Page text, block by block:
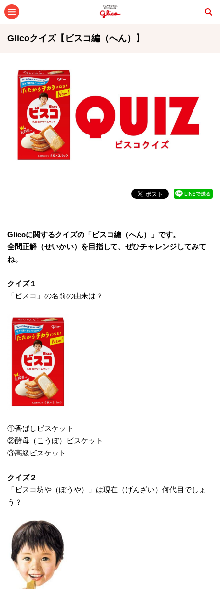
Glicoクイズ【ビスコ編（へん）】
Glicoに関するクイズの「ビスコ編（へん）」です。
全問正解（せいかい）を目指して、ぜひチャレンジしてみて
ね。
クイズ１
「ビスコ」の名前の由来は？
①香ばしビスケット
②酵母（こうぼ）ビスケット
③高級ビスケット
クイズ２
「ビスコ坊や（ぼうや）」は現在（げんざい）何代目でしょ
う？